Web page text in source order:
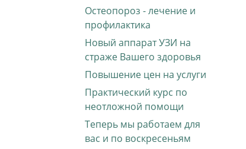
Остеопороз - лечение и
профилактика
Новый аппарат УЗИ на
страже Вашего здоровья
Повышение цен на услуги
Практический курс по
неотложной помощи
Теперь мы работаем для
вас и по воскресеньям